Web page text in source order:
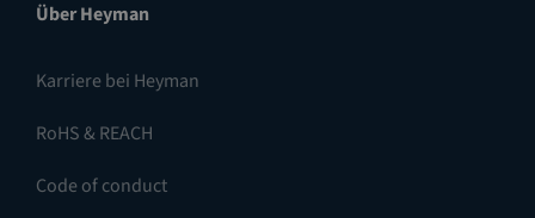
Über Heyman
Karriere bei Heyman
RoHS & REACH
Code of conduct